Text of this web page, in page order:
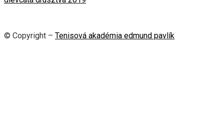
© Copyright – Tenisová akadémia edmund pavlík